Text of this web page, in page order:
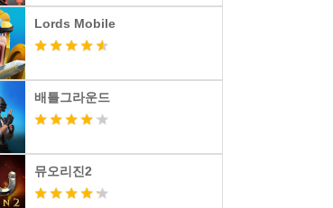
Lords Mobile
배틀그라운드
뮤오리진2